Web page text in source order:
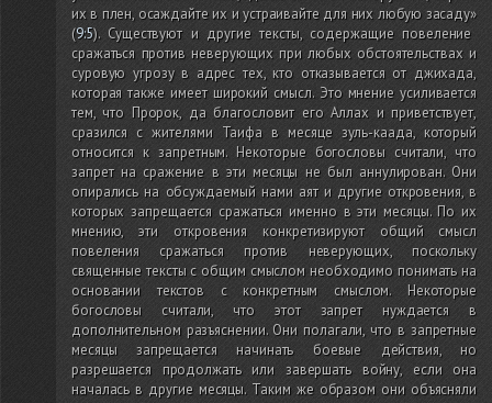
их в плен, осаждайте их и устраивайте для них любую засаду»
(9:5). Существуют и другие тексты, содержащие повеление
сражаться против неверующих при любых обстоятельствах и
суровую угрозу в адрес тех, кто отказывается от джихада,
которая также имеет широкий смысл. Это мнение усиливается
тем, что Пророк, да благословит его Аллах и приветствует,
сразился с жителями Таифа в месяце зуль-каада, который
относится к запретным. Некоторые богословы считали, что
запрет на сражение в эти месяцы не был аннулирован. Они
опирались на обсуждаемый нами аят и другие откровения, в
которых запрещается сражаться именно в эти месяцы. По их
мнению, эти откровения конкретизируют общий смысл
повеления сражаться против неверующих, поскольку
священные тексты с общим смыслом необходимо понимать на
основании текстов с конкретным смыслом. Некоторые
богословы считали, что этот запрет нуждается в
дополнительном разъяснении. Они полагали, что в запретные
месяцы запрещается начинать боевые действия, но
разрешается продолжать или завершать войну, если она
началась в другие месяцы. Таким же образом они объясняли